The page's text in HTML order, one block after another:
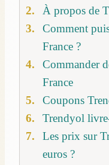
À propos de
Comment
France ?
Commander
France
Coupons
Trendyol
Les prix sur
euros ?